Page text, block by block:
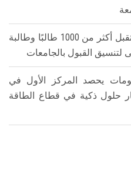
معامل التنسيق الإلكتروني تستقبل أكثر من 1000 طالبًا وطالبة
لتنسيق القبول بالجامعات
يحصد المركز الأول في
حلول ذكية في قطاع الطاقة